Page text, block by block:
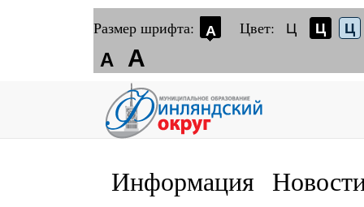
Размер шрифта: А
А А
Цвет: Ц Ц Ц
Информация